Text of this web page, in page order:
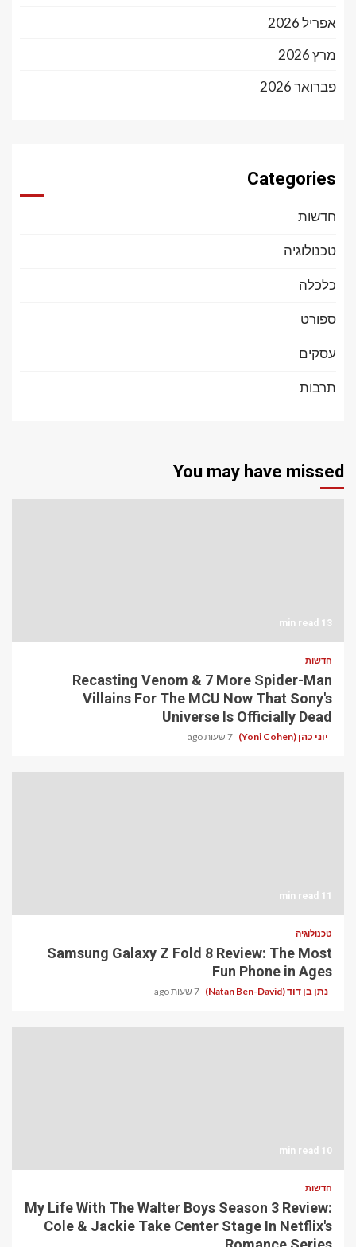
אפריל 2026
מרץ 2026
פברואר 2026
Categories
חדשות
טכנולוגיה
כלכלה
ספורט
עסקים
תרבות
You may have missed
13 min read
חדשות
Recasting Venom & 7 More Spider-Man
Villains For The MCU Now That Sony's
Universe Is Officially Dead
יוני כהן (Yoni Cohen) 7 שעות ago
11 min read
טכנולוגיה
Samsung Galaxy Z Fold 8 Review: The Most
Fun Phone in Ages
נתן בן דוד (Natan Ben-David) 7 שעות ago
10 min read
חדשות
My Life With The Walter Boys Season 3 Review:
Cole & Jackie Take Center Stage In Netflix's